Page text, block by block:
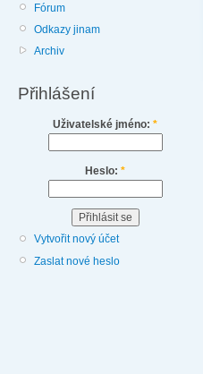
Fórum
Odkazy jinam
Archiv
Přihlášení
Uživatelské jméno: *
Heslo: *
Vytvořit nový účet
Zaslat nové heslo